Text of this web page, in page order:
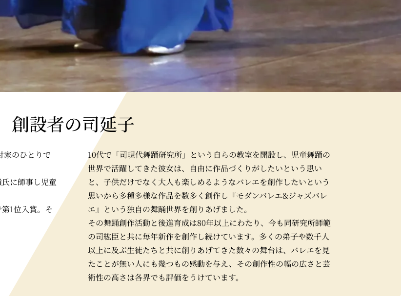
創設者の司延子
家のひとりで
に師事し児童
1位入賞。そ
10代で「司現代舞踊研究所」という自らの教室を開設し、児童舞踊の
世界で活躍してきた彼女は、自由に作品づくりがしたいという思い
と、子供だけでなく大人も楽しめるようなバレエを創作したいという
思いから多種多様な作品を数多く創作し『モダンバレエ&ジャズバレ
エ』という独自の舞踊世界を創りあげました。
その舞踊創作活動と後進育成は80年以上にわたり、今も同研究所師範
の司紘臣と共に毎年新作を創作し続けています。多くの弟子や数千人
以上に及ぶ生徒たちと共に創りあげてきた数々の舞台は、バレエを見
たことが無い人にも幾つもの感動を与え、その創作性の幅の広さと芸
術性の高さは各界でも評価をうけています。